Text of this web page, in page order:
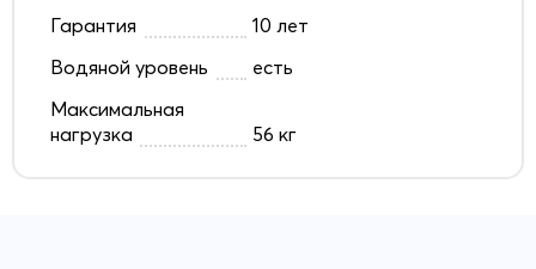
Гарантия
10 лет
Водяной уровень
есть
Максимальная
нагрузка
56 кг